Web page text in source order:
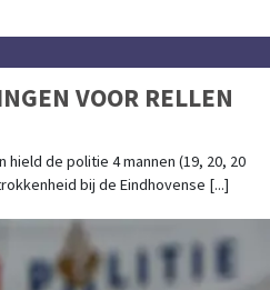
VOOR RELLEN
hield de politie 4 mannen (19, 20, 20
bij de Eindhovense [...]